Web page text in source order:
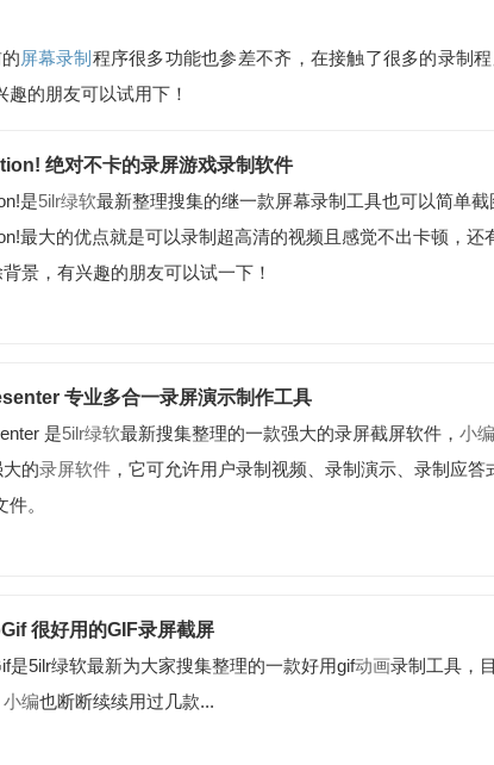
屏幕录制 程序很多功能也参差不齐，在接触了很多的录制
的朋友可以试用下！
绝对不卡的录屏游戏录制软件
是5ilr绿软最新整理搜集的继一款屏幕录制工具也可以简单截
最大的优点就是可以录制超高清的视频且感觉不出卡顿，还
景，有兴趣的朋友可以试一下！
专业多合一录屏演示制作工具
是5ilr绿软最新搜集整理的一款强大的录屏截屏软件， 小编
的录屏软件 ，它可允许用户录制视频、录制演示、录制应答
。
很好用的GIF录屏截屏
是5ilr绿软最新为大家搜集整理的一款好用gif动画录制工具，
小编也断断续续用过几款...